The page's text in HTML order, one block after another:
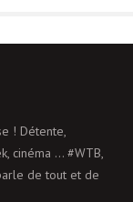
! Détente,
cinéma ... #WTB,
de tout et de